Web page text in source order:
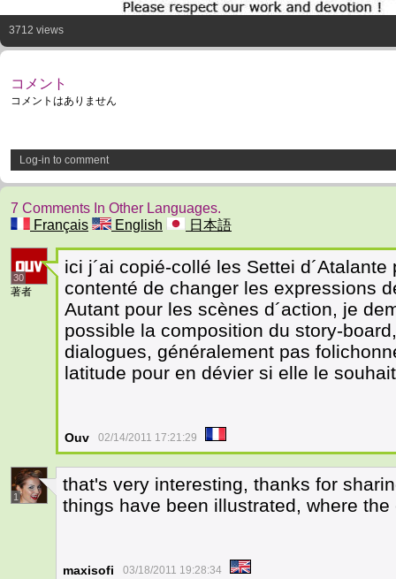
3712 views
コメント
コメントはありません
Log-in to comment
7 Comments In Other Languages.
Français
English 日本語
30
著者
ici j´ai copié-collé les Settei
contenté de changer les expressions
Autant pour les scènes d´action, je
possible la composition du story-
dialogues, généralement pas
latitude pour en dévier si elle le
Ouv 02/14/2011 17:21:29
1
that's very interesting, thanks for
things have been illustrated, where
maxisofi 03/18/2011 19:28:34